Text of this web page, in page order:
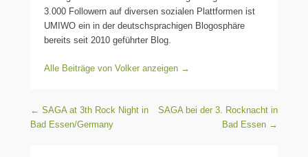
3.000 Followern auf diversen sozialen Plattformen ist
UMIWO ein in der deutschsprachigen Blogosphäre
bereits seit 2010 geführter Blog.
Alle Beiträge von Volker anzeigen →
Beitragsnavigation
← SAGA at 3th Rock Night in
Bad Essen/Germany
SAGA bei der 3. Rocknacht in
Bad Essen →